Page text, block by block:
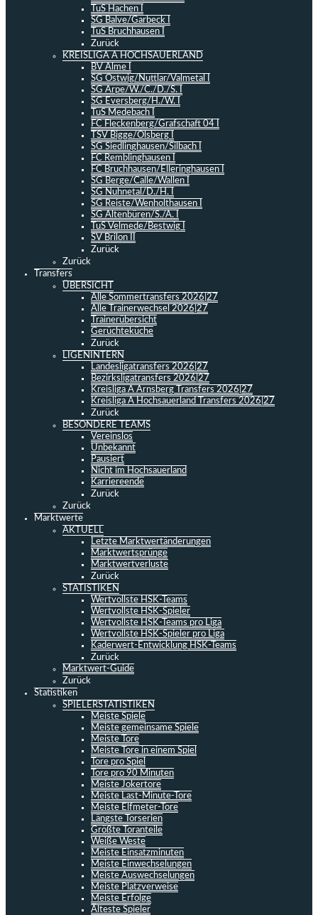
TuS Hachen I
SG Balve/Garbeck I
TuS Bruchhausen I
Zurück
KREISLIGA A HOCHSAUERLAND
BV Alme I
SG Ostwig/Nuttlar/Valmetal I
SG Arpe/W./C./D./S. I
SG Eversberg/H./W. I
TuS Medebach I
FC Fleckenberg/Grafschaft 04 I
TSV Bigge/Olsberg I
SG Siedlinghausen/Silbach I
FC Remblinghausen I
FC Bruchhausen/Elleringhausen I
SG Berge/Calle/Wallen I
SG Nuhnetal/D./H. I
SG Reiste/Wenholthausen I
SG Altenbüren/S./A. I
TuS Velmede/Bestwig I
SV Brilon II
Zurück
Zurück
Transfers
ÜBERSICHT
Alle Sommertransfers 2026|27
Alle Trainerwechsel 2026|27
Trainerübersicht
Gerüchteküche
Zurück
LIGENINTERN
Landesligatransfers 2026|27
Bezirksligatransfers 2026|27
Kreisliga A Arnsberg Transfers 2026|27
Kreisliga A Hochsauerland Transfers 2026|27
Zurück
BESONDERE TEAMS
Vereinslos
Unbekannt
Pausiert
Nicht im Hochsauerland
Karriereende
Zurück
Zurück
Marktwerte
AKTUELL
Letzte Marktwertänderungen
Marktwertsprünge
Marktwertverluste
Zurück
STATISTIKEN
Wertvollste HSK-Teams
Wertvollste HSK-Spieler
Wertvollste HSK-Teams pro Liga
Wertvollste HSK-Spieler pro Liga
Kaderwert-Entwicklung HSK-Teams
Zurück
Marktwert-Guide
Zurück
Statistiken
SPIELERSTATISTIKEN
Meiste Spiele
Meiste gemeinsame Spiele
Meiste Tore
Meiste Tore in einem Spiel
Tore pro Spiel
Tore pro 90 Minuten
Meiste Jokertore
Meiste Last-Minute-Tore
Meiste Elfmeter-Tore
Längste Torserien
Größte Toranteile
Weiße Weste
Meiste Einsatzminuten
Meiste Einwechselungen
Meiste Auswechselungen
Meiste Platzverweise
Meiste Erfolge
Älteste Spieler